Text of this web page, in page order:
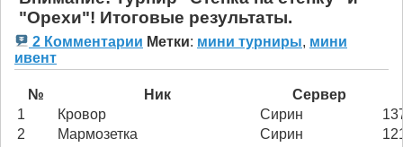
"Орехи"! Итоговые результаты.
2 Комментарии Метки: мини турниры, мини
ивент
№ Ник
Сервер
1
Кровор Сирин
2
Мармозетка Сирин